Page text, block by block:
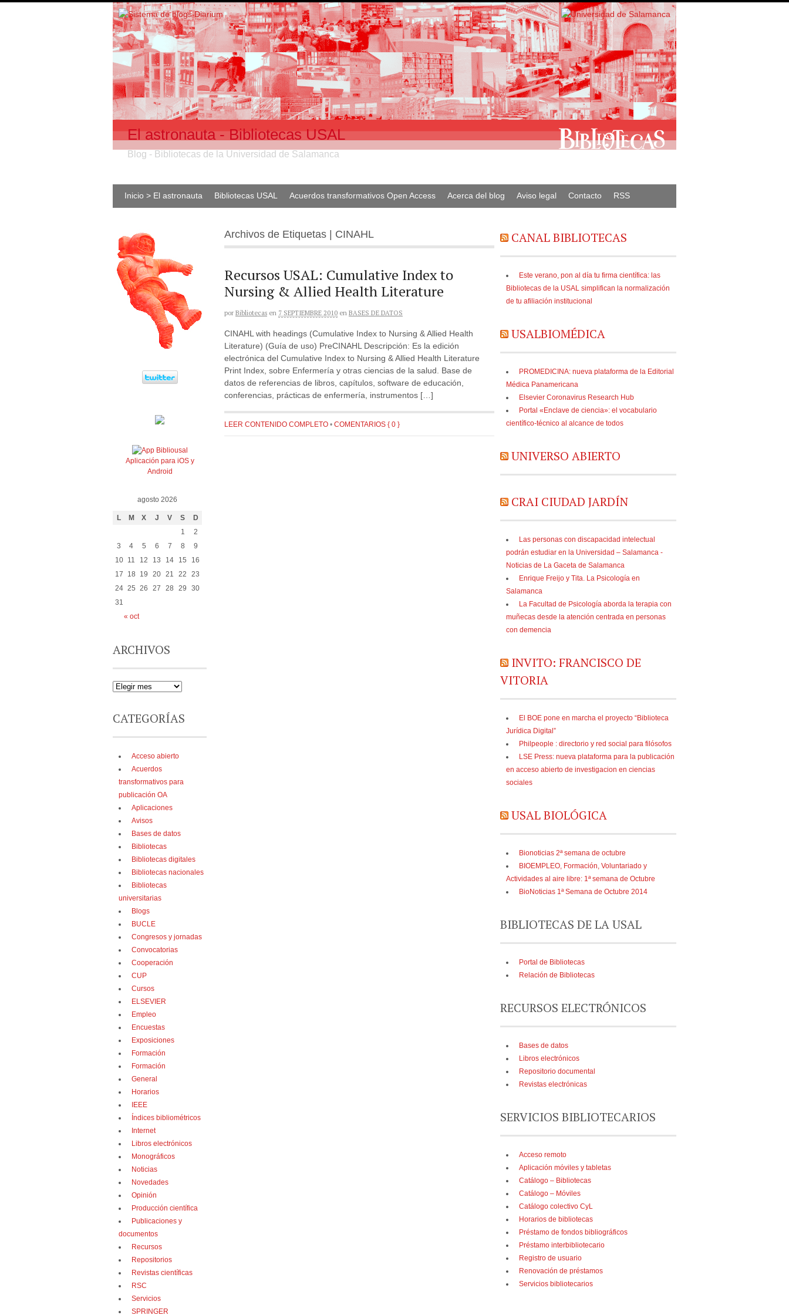
El astronauta - Bibliotecas USAL
Blog - Bibliotecas de la Universidad de Salamanca
Inicio > El astronauta Bibliotecas USAL Acuerdos transformativos Open Access Acerca del blog Aviso legal Contacto RSS
Archivos de Etiquetas | CINAHL
Recursos USAL: Cumulative Index to
Nursing & Allied Health Literature
por Bibliotecas en 7 SEPTIEMBRE 2010 en BASES DE DATOS
CINAHL with headings (Cumulative Index to Nursing & Allied Health
Literature) (Guía de uso) PreCINAHL Descripción: Es la edición
electrónica del Cumulative Index to Nursing & Allied Health Literature
Print Index, sobre Enfermería y otras ciencias de la salud. Base de
datos de referencias de libros, capítulos, software de educación,
conferencias, prácticas de enfermería, instrumentos […]
LEER CONTENIDO COMPLETO • COMENTARIOS { 0 }
CANAL BIBLIOTECAS
Este verano, pon al día tu firma científica: las
Bibliotecas de la USAL simplifican la normalización
de tu afiliación institucional
USALBIOMÉDICA
PROMEDICINA: nueva plataforma de la Editorial
Médica Panamericana
Elsevier Coronavirus Research Hub
Portal «Enclave de ciencia»: el vocabulario
científico-técnico al alcance de todos
UNIVERSO ABIERTO
CRAI CIUDAD JARDÍN
Las personas con discapacidad intelectual
podrán estudiar en la Universidad – Salamanca -
Noticias de La Gaceta de Salamanca
Enrique Freijo y Tita. La Psicología en
Salamanca
La Facultad de Psicología aborda la terapia con
muñecas desde la atención centrada en personas
con demencia
INVITO: FRANCISCO DE
VITORIA
El BOE pone en marcha el proyecto “Biblioteca
Jurídica Digital”
Philpeople : directorio y red social para filósofos
LSE Press: nueva plataforma para la publicación
en acceso abierto de investigacion en ciencias
sociales
USAL BIOLÓGICA
Bionoticias 2ª semana de octubre
BIOEMPLEO, Formación, Voluntariado y
Actividades al aire libre: 1ª semana de Octubre
BioNoticias 1ª Semana de Octubre 2014
BIBLIOTECAS DE LA USAL
Portal de Bibliotecas
Relación de Bibliotecas
RECURSOS ELECTRÓNICOS
Bases de datos
Libros electrónicos
Repositorio documental
Revistas electrónicas
SERVICIOS BIBLIOTECARIOS
Acceso remoto
Aplicación móviles y tabletas
Catálogo – Bibliotecas
Catálogo – Móviles
Catálogo colectivo CyL
Horarios de bibliotecas
Préstamo de fondos bibliográficos
Préstamo interbibliotecario
Registro de usuario
Renovación de préstamos
Servicios bibliotecarios
Aplicación para iOS y
Android
agosto 2026
L M X J V S D
« oct
1
2
3
4 5 6 7 8
9
10
11 12 13 14 15
16
17
18 19 20 21 22
23
24 25 26 27 28 29
30
31
ARCHIVOS
CATEGORÍAS
Acceso abierto
Acuerdos
transformativos para
publicación OA
Aplicaciones
Avisos
Bases de datos
Bibliotecas
Bibliotecas digitales
Bibliotecas nacionales
Bibliotecas
universitarias
Blogs
BUCLE
Congresos y jornadas
Convocatorias
Cooperación
CUP
Cursos
ELSEVIER
Empleo
Encuestas
Exposiciones
Formación
Formación
General
Horarios
IEEE
Índices bibliométricos
Internet
Libros electrónicos
Monográficos
Noticias
Novedades
Opinión
Producción científica
Publicaciones y
documentos
Recursos
Repositorios
Revistas científicas
RSC
Servicios
SPRINGER